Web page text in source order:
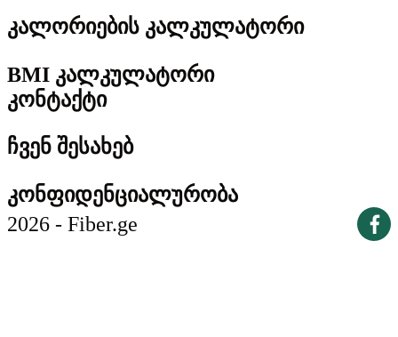
კალორიების კალკულატორი
BMI კალკულატორი
კონტაქტი
ჩვენ შესახებ
კონფიდენციალურობა
2026 - Fiber.ge